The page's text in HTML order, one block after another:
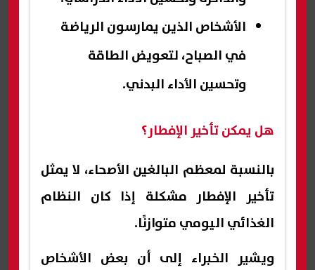
الأشخاص الذين يمارسون الرياضة
في الصباح، لتعويض الطاقة
وتحسين الأداء البدني.
هل يمكن تأخير الإفطار؟
بالنسبة لمعظم البالغين الأصحاء، لا يمثل
تأخير الإفطار مشكلة إذا كان النظام
الغذائي اليومي متوازنًا.
ويشير الخبراء إلى أن بعض الأشخاص